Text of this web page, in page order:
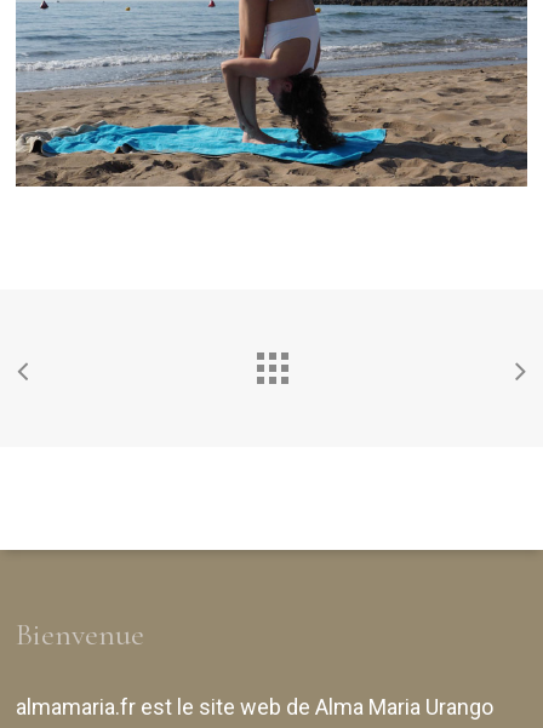
Bienvenue
almamaria.fr est le site web deAlma Maria Urango